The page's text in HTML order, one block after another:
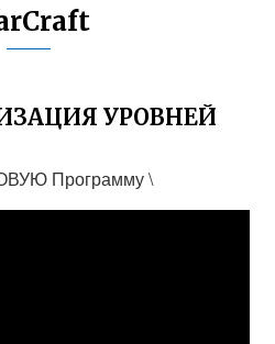
УРОВНЕЙ
Программу \